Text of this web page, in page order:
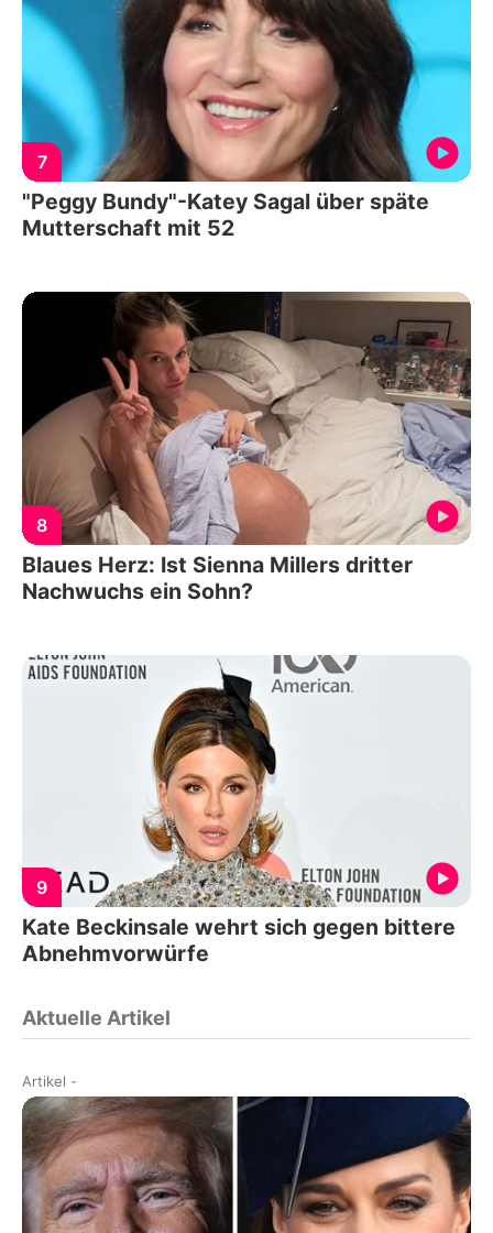
7
"Peggy Bundy"-Katey Sagal über späte
Mutterschaft mit 52
8
Blaues Herz: Ist Sienna Millers dritter
Nachwuchs ein Sohn?
9
Kate Beckinsale wehrt sich gegen bittere
Abnehmvorwürfe
Aktuelle Artikel
Artikel -